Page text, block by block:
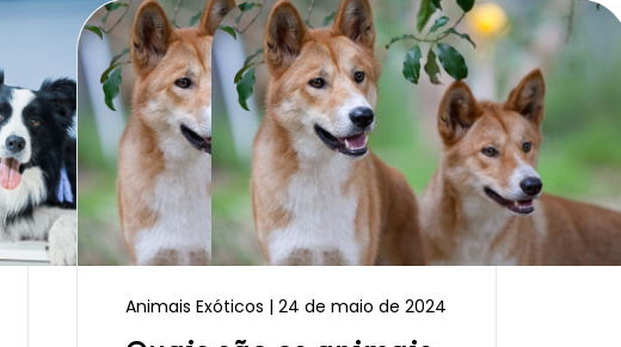
Animais Exóticos | 24 de maio de 2024